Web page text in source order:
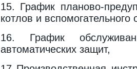
15. График планово-
котлов и вспо­могательного
16. График
автоматических защит,